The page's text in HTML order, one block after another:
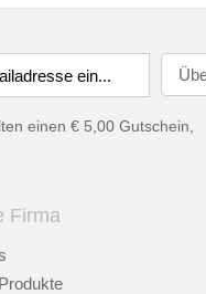
einen € 5,00 Gutschein,
Firma